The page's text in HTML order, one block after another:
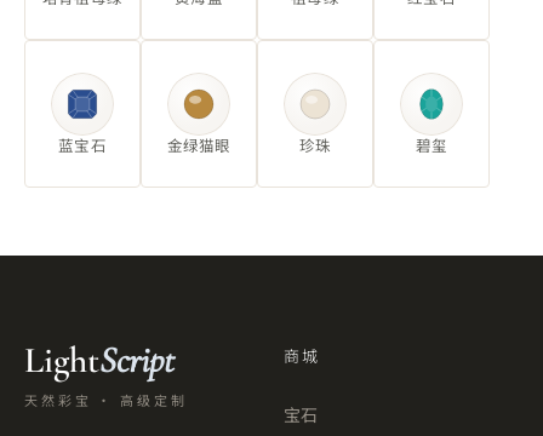
蓝宝石 金绿猫眼 珍珠 碧玺
LightScript
天然彩宝 · 高级定制
商城
宝石